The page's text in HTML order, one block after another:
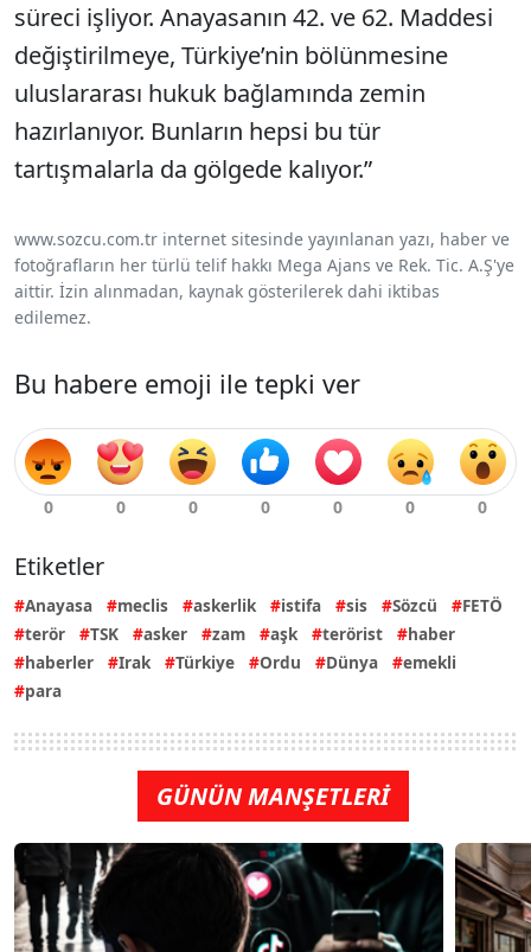
süreci işliyor. Anayasanın 42. ve 62. Maddesi
değiştirilmeye, Türkiye’nin bölünmesine
uluslararası hukuk bağlamında zemin
hazırlanıyor. Bunların hepsi bu tür
tartışmalarla da gölgede kalıyor.”
www.sozcu.com.tr internet sitesinde yayınlanan yazı, haber ve
fotoğrafların her türlü telif hakkı Mega Ajans ve Rek. Tic. A.Ş'ye
aittir. İzin alınmadan, kaynak gösterilerek dahi iktibas
edilemez.
Bu habere emoji ile tepki ver
Etiketler
Anayasa meclis askerlik istifa sis Sözcü
FETÖ
terör
TSK asker zam aşk terörist
haber
haberler
Irak Türkiye Ordu Dünya
emekli
para
GÜNÜN MANŞETLERİ